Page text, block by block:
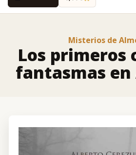
INSTAGRAM
RUTAS MISTERIO
Misterios de
Los primeros
fantasmas